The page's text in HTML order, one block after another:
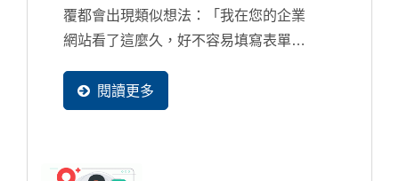
覆都會出現類似想法：「我在您的企業
網站看了這麼久，好不容易填寫表單發
簡單，真的與另外一家的差別很大...」
如果您的業務團隊所回覆的內容過於簡
的競爭力問題了，甚至在詢問回覆上都
閱讀更多